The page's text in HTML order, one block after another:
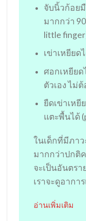
จับนิ้วก้อย
มากกว่า
little
เข่าเหยีย
ศอกเหยีย
ตัวเอง ไม่
ยืดเข่าเหยี
แตะพื้นได้
ในเด็กที่มีภา
มากกว่าปกติ
จะเป็นอันตรา
เราจะดูอากา
อ่านเพิ่มเติม